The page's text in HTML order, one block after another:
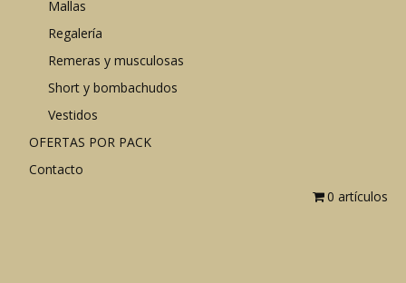
Mallas
Regalería
Remeras y musculosas
Short y bombachudos
Vestidos
OFERTAS POR PACK
Contacto
0 artículos